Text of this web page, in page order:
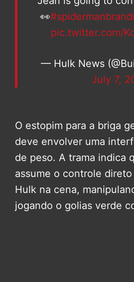
👀
pic.twitter.com/
— Hulk News
July 7,
O estopim para a briga
deve envolver uma
de peso. A trama indica
assume o controle
Hulk na cena,
jogando o golias verde